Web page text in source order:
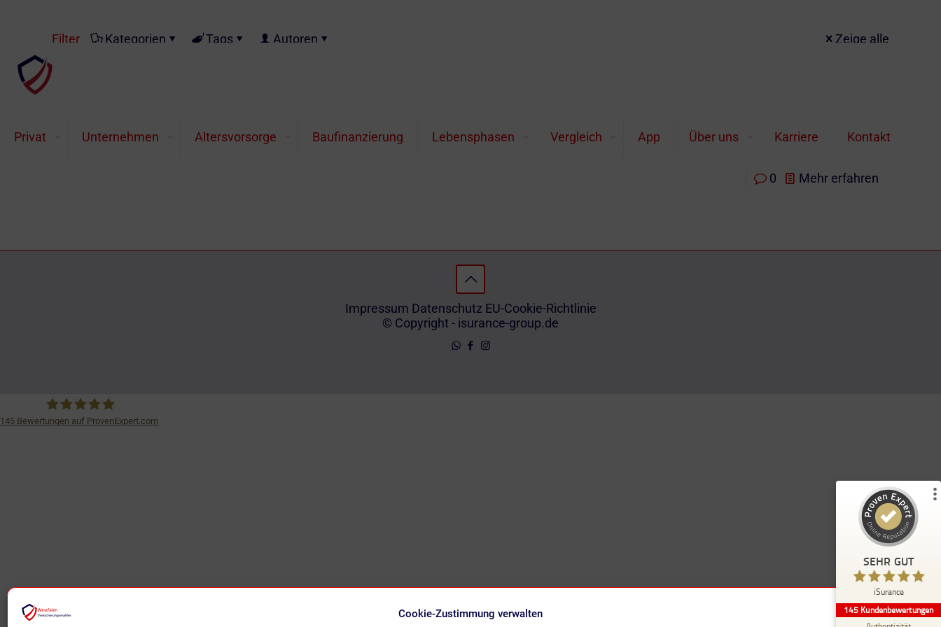
Cookie-Zustimmung verwalten
Privat Unternehmen Altersvorsorge Baufinanzierung Lebensphasen Vergleich App Über uns Karriere Kontakt
Filter Kategorien Tags Autoren Zeige alle
Edelmetalle im Höhenflug Befeuert durch die Krisen und den Krieg in der Ukraine erreicht Gold ein neues Allzeithoch mit € 1.745/Unze. Auch
Palladium bewegt sich zielstrebig auf ein historisches Hoch.
0 Mehr erfahren
Impressum Datenschutz EU-Cookie-Richtlinie
© Copyright - isurance-group.de
145 Bewertungen auf ProvenExpert.com
SEHR GUT
iSurance
145 Kundenbewertungen
100
%
Empfehlungen auf
ProvenExpert.com
31
Bewertungen auf
ProvenExpert.com
anderen Quellen
Blick aufs ProvenExpert-Profil werfen